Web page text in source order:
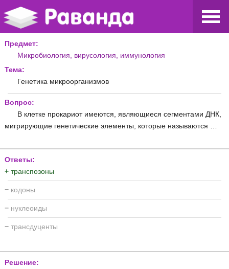
Предмет:
Микробиология, вирусология, иммунология
Тема:
Генетика микроорганизмов
Вопрос:
В клетке прокариот имеются, являющиеся сегментами ДНК,
мигрирующие генетические элементы, которые называются …
Ответы:
+ транспозоны
− кодоны
− нуклеоиды
− трансдуценты
Решение: